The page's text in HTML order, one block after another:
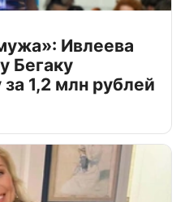
Ивлеева
Бегаку
1,2 млн рублей